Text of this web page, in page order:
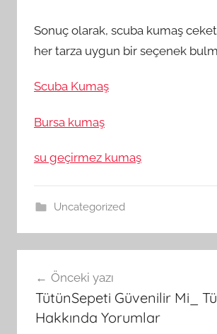
Sonuç olarak, scuba kumaş
her tarza uygun bir seçenek
Scuba Kumaş
Bursa kumaş
su geçirmez kumaş
Uncategorized
gezinmesi
Önceki yazı
TütünSepeti Güvenilir Mi_
Hakkında Yorumlar